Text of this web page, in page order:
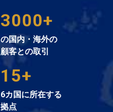
3000+
の国内・海外の
顧客との取引
15+
6カ国に所在する
拠点